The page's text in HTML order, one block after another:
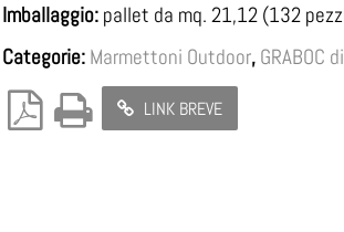
Imballaggio: pallet da mq. 21,12 (132
Categorie: Marmettoni Outdoor, GRABOC
LINK BREVE